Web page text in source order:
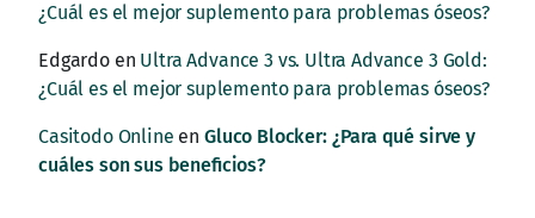
¿Cuál es el mejor suplemento para problemas óseos?
Edgardoen Ultra Advance 3 vs. Ultra Advance 3 Gold:
¿Cuál es el mejor suplemento para problemas óseos?
Casitodo Online en Gluco Blocker: ¿Para qué sirve y
cuáles son sus beneficios?